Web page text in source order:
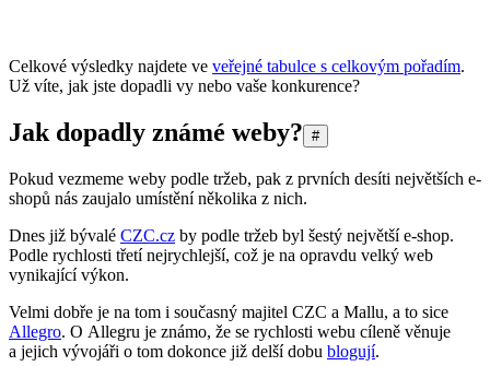
Celkové výsledky najdete ve veřejné tabulce s celkovým pořadím.
Už víte, jak jste dopadli vy nebo vaše konkurence?
Jak dopadly známé weby? #
Pokud vezmeme weby podle tržeb, pak z prvních desíti největších e-
shopů nás zaujalo umístění několika z nich.
Dnes již bývalé CZC.cz by podle tržeb byl šestý největší e-shop.
Podle rychlosti třetí nejrychlejší, což je na opravdu velký web
vynikající výkon.
Velmi dobře je na tom i současný majitel CZC a Mallu, a to sice
Allegro. O Allegru je známo, že se rychlosti webu cíleně věnuje
a jejich vývojáři o tom dokonce již delší dobu blogují.